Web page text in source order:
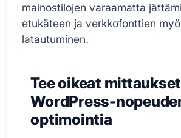
mainostilojen varaamatta
etukäteen ja verkkofonttien
latautuminen.
Tee oikeat
WordPress-
optimointia